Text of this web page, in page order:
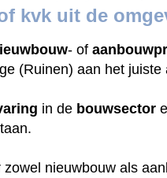
kvk uit de
- of
(Ruinen) aan het juiste
in de bouwsector
nieuwbouw als